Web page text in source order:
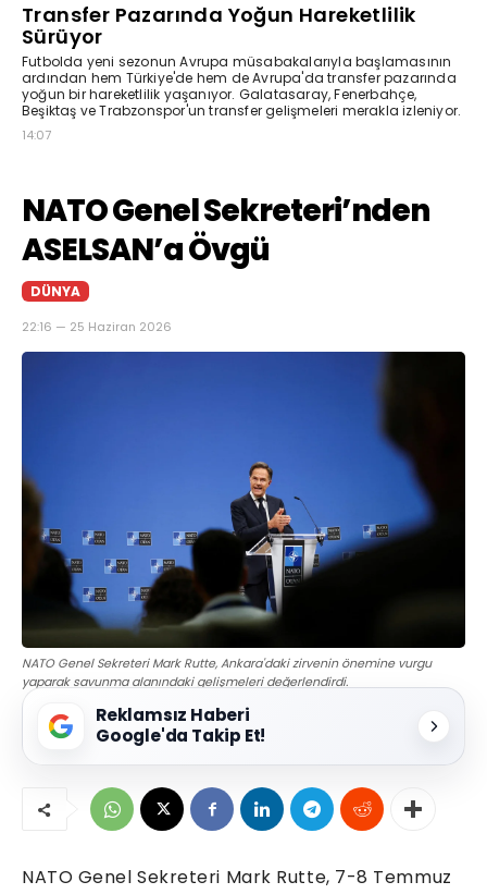
Transfer Pazarında Yoğun Hareketlilik
Sürüyor
Futbolda yeni sezonun Avrupa müsabakalarıyla başlamasının
ardından hem Türkiye'de hem de Avrupa'da transfer pazarında
yoğun bir hareketlilik yaşanıyor. Galatasaray, Fenerbahçe,
Beşiktaş ve Trabzonspor'un transfer gelişmeleri merakla izleniyor.
14:07